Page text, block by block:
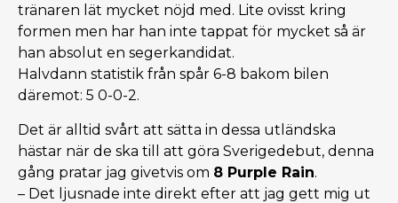
tränaren lät mycket nöjd med. Lite ovisst kring
formen men har han inte tappat för mycket så är
han absolut en segerkandidat.
Halvdann statistik från spår 6-8 bakom bilen
däremot: 5 0-0-2.
Det är alltid svårt att sätta in dessa utländska
hästar när de ska till att göra Sverigedebut, denna
gång pratar jag givetvis om 8 Purple Rain.
– Det ljusnade inte direkt efter att jag gett mig ut